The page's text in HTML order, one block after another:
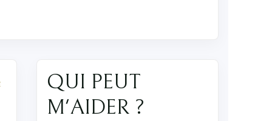
QUI PEUT
M'AIDER ?